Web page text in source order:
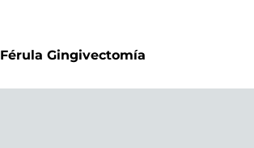
Férula Gingivectomía